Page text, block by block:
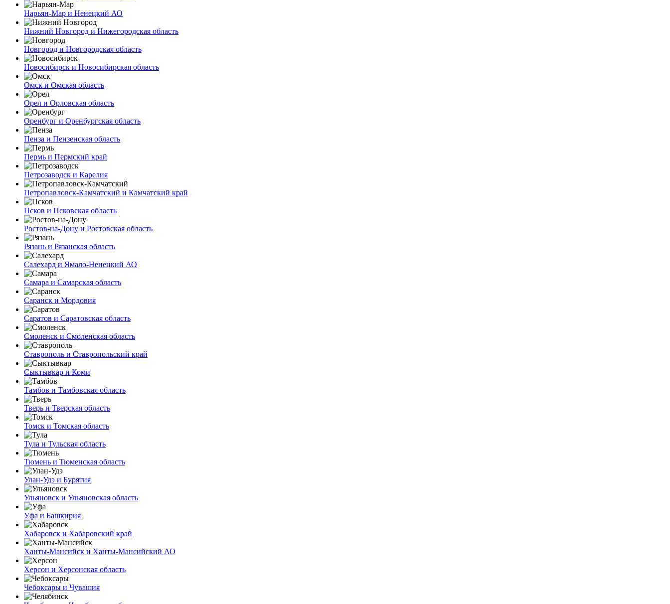
Нарьян-Мар и Ненецкий АО
Нижний Новгород и Нижегородская область
Новгород и Новгородская область
Новосибирск и Новосибирская область
Омск и Омская область
Орел и Орловская область
Оренбург и Оренбургская область
Пенза и Пензенская область
Пермь и Пермский край
Петрозаводск и Карелия
Петропавловск-Камчатский и Камчатский край
Псков и Псковская область
Ростов-на-Дону и Ростовская область
Рязань и Рязанская область
Салехард и Ямало-Ненецкий АО
Самара и Самарская область
Саранск и Мордовия
Саратов и Саратовская область
Смоленск и Смоленская область
Ставрополь и Ставропольский край
Сыктывкар и Коми
Тамбов и Тамбовская область
Тверь и Тверская область
Томск и Томская область
Тула и Тульская область
Тюмень и Тюменская область
Улан-Удэ и Бурятия
Ульяновск и Ульяновская область
Уфа и Башкирия
Хабаровск и Хабаровский край
Ханты-Мансийск и Ханты-Мансийский АО
Херсон и Херсонская область
Чебоксары и Чувашия